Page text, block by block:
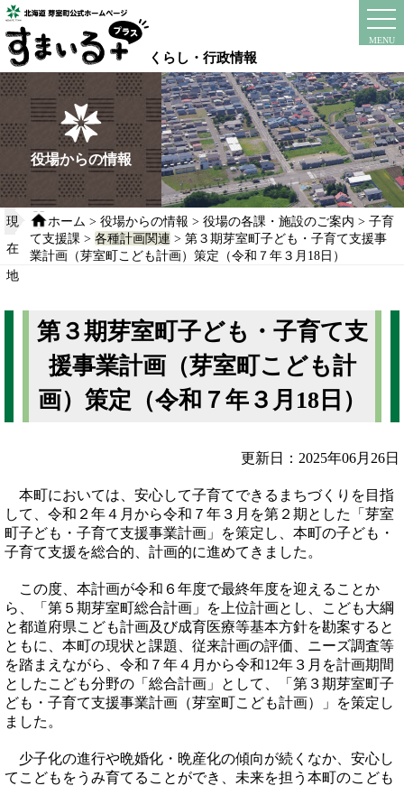
本
文
へ
移
動
る
くらし・行政情報
MENU
instagram
役場からの情報
現
在
地
ホーム >役場からの情報 >役場の各課・施設のご案内 >子育
て支援課 >各種計画関連 > 第３期芽室町子ども・子育て支援事
業計画（芽室町こども計画）策定（令和７年３月18日）
第３期芽室町子ども・子育て支
援事業計画（芽室町こども計
画）策定（令和７年３月18日）
更新日：2025年06月26日
本町においては、安心して子育てできるまちづくりを目指
して、令和２年４月から令和７年３月を第２期とした「芽室
町子ども・子育て支援事業計画」を策定し、本町の子ども・
子育て支援を総合的、計画的に進めてきました。
この度、本計画が令和６年度で最終年度を迎えることか
ら、「第５期芽室町総合計画」を上位計画とし、こども大綱
と都道府県こども計画及び成育医療等基本方針を勘案すると
ともに、本町の現状と課題、従来計画の評価、ニーズ調査等
を踏まえながら、令和７年４月から令和12年３月を計画期間
としたこども分野の「総合計画」として、「第３期芽室町子
ども・子育て支援事業計画（芽室町こども計画）」を策定し
ました。
少子化の進行や晩婚化・晩産化の傾向が続くなか、安心し
てこどもをうみ育てることができ、未来を担う本町のこども